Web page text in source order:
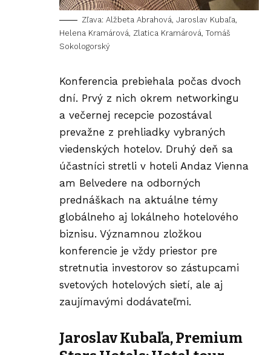
Zľava: Alžbeta Abrahová, Jaroslav Kubaľa,
Helena Kramárová, Zlatica Kramárová, Tomáš
Sokologorský
Konferencia prebiehala počas dvoch
dní. Prvý z nich okrem networkingu
a večernej recepcie pozostával
prevažne z prehliadky vybraných
viedenských hotelov. Druhý deň sa
účastníci stretli v hoteli Andaz Vienna
am Belvedere na odborných
prednáškach na aktuálne témy
globálneho aj lokálneho hotelového
biznisu. Významnou zložkou
konferencie je vždy priestor pre
stretnutia investorov so zástupcami
svetových hotelových sietí, ale aj
zaujímavými dodávateľmi.
Jaroslav Kubaľa, Premium